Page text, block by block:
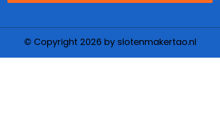
© Copyright 2026 by slotenmakertao.nl